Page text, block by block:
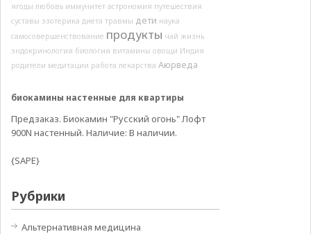
ягоды любовь иммунитет астрономия путешествия
суставы эзотерика диета травмы дети наука
самосовершенствование продукты чай жизнь
эндокринология биология витамины овощи Индия
родители медитации работа лекарства Аюрведа
биокамины настенные для квартиры
Предзаказ. Биокамин "Русский огонь" Лофт
900N настенный. Наличие: В наличии.
{SAPE}
Рубрики
Альтернативная медицина